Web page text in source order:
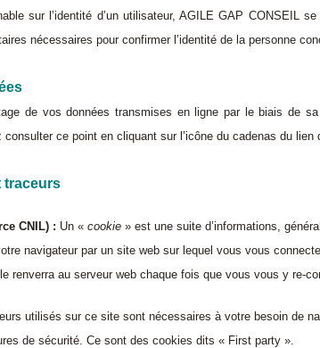
sur l’identité d’un utilisateur, AGILE GAP CONSEIL
nécessaires pour confirmer l’identité de la personne
de vos données transmises en ligne par le biais de
consulter ce point en cliquant sur l’icône du cadenas du lien
traceurs
CNIL) : Un « cookie » est une suite d’informations,
navigateur par un site web sur lequel vous vous
renverra au serveur web chaque fois que vous vous y re-
utilisés sur ce site sont nécessaires à votre besoin de
de sécurité. Ce sont des cookies dits « First party ».